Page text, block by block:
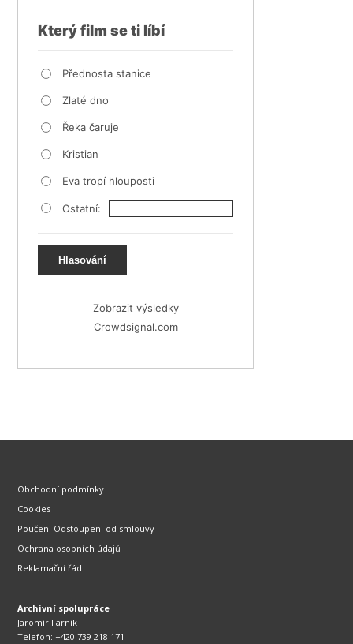
Který film se ti líbí
Přednosta stanice
Zlaté dno
Řeka čaruje
Kristian
Eva tropí hlouposti
Ostatní:
Hlasování
Zobrazit výsledky
Crowdsignal.com
Obchodní podmínky
Cookies
Poučení Odstoupení od smlouvy
Ochrana osobních údajů
Reklamační řád
Archivní spolupráce
Jaromír Farník
Telefon: +420 739 218 171